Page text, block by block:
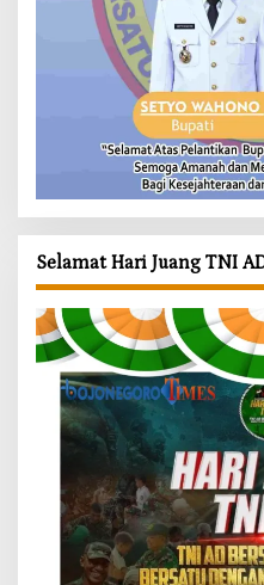
Selamat Hari Juang TNI